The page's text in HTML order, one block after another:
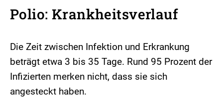
Polio: Krankheitsverlauf
Die Zeit zwischen Infektion und Erkrankung
beträgt etwa 3 bis 35 Tage. Rund 95 Prozent der
Infizierten merken nicht, dass sie sich
angesteckt haben.